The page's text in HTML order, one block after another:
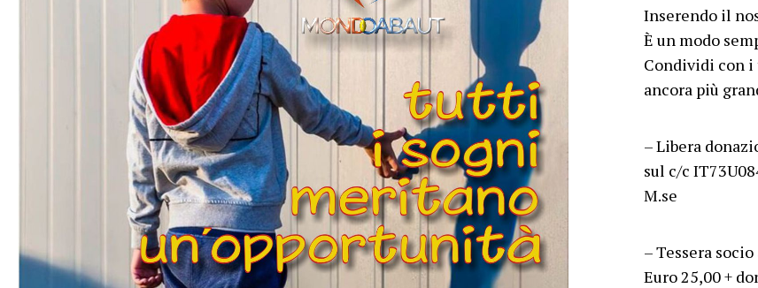
Inserendo il
È un modo
Condividi con
ancora più
– Libera
sul c/c
M.se
– Tessera
Euro 25,00 +